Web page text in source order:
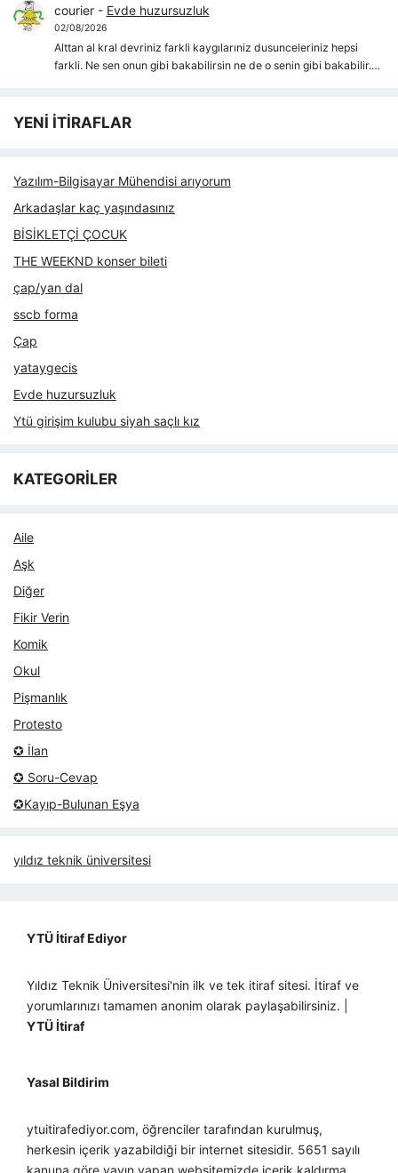
courier- Evde huzursuzluk
02/08/2026
Alttan al kral devriniz farkli kaygılarıniz dusunceleriniz hepsi
farkli. Ne sen onun gibi bakabilirsin ne de o senin gibi bakabilir.…
YENİ İTİRAFLAR
Yazılım-Bilgisayar Mühendisi arıyorum
Arkadaşlar kaç yaşındasınız
BİSİKLETÇİ ÇOCUK
THE WEEKND konser bileti
çap/yan dal
sscb forma
Çap
yataygecis
Evde huzursuzluk
Ytü girişim kulubu siyah saçlı kız
KATEGORİLER
Aile
Aşk
Diğer
Fikir Verin
Komik
Okul
Pişmanlık
Protesto
✪ İlan
✪ Soru-Cevap
✪Kayıp-Bulunan Eşya
yıldız teknik üniversitesi
YTÜ İtiraf Ediyor
Yıldız Teknik Üniversitesi'nin ilk ve tek itiraf sitesi. İtiraf ve
yorumlarınızı tamamen anonim olarak paylaşabilirsiniz. |
YTÜ İtiraf
Yasal Bildirim
ytuitirafediyor.com, öğrenciler tarafından kurulmuş,
herkesin içerik yazabildiği bir internet sitesidir. 5651 sayılı